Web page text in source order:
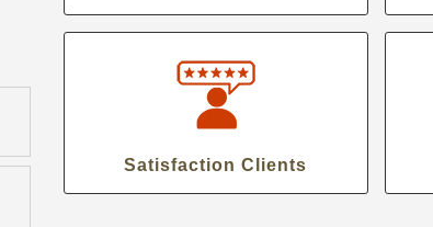
Satisfaction Clients